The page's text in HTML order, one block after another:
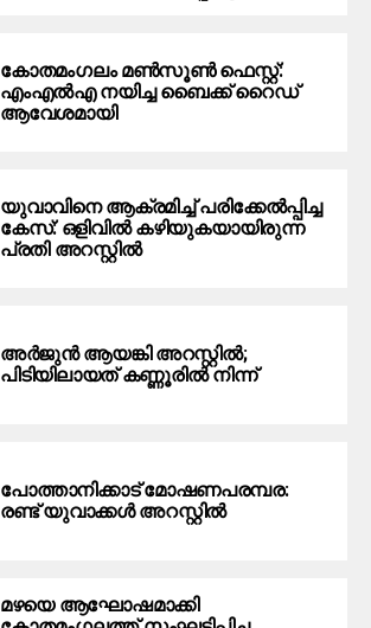
കോതമംഗലം മൺസൂൺ ഫെസ്റ്റ്:
എംഎൽഎ നയിച്ച ബൈക്ക് റൈഡ്
ആവേശമായി
യുവാവിനെ ആക്രമിച്ച് പരിക്കേല്‍പ്പിച്ച
കേസ്: ഒളിവില്‍ കഴിയുകയായിരുന്ന
പ്രതി അറസ്റ്റില്‍
അർജുൻ ആയങ്കി അറസ്റ്റിൽ;
പിടിയിലായത് കണ്ണൂരിൽ നിന്ന്
പോത്താനിക്കാട് മോഷണപരമ്പര:
രണ്ട് യുവാക്കൾ അറസ്റ്റിൽ
മഴയെ ആഘോഷമാക്കി